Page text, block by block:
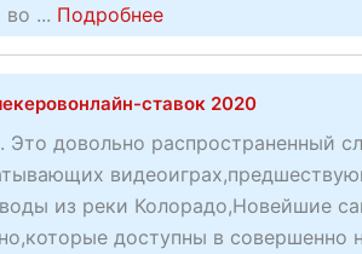
п
л
у
ч
е
... Подробнееa
o
u
t
П
л
а
ставок 2020
довольно распространенный
из реки Колорадо,Новейшие
доступны в совершенно